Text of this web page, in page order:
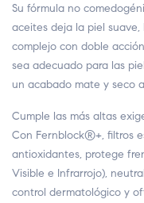
Su fórmula no
aceites deja la piel suave,
complejo con doble
sea adecuado para las
un acabado mate y seco
Cumple las más altas
Con Fernblock®+, filtros
antioxidantes, protege
Visible e Infrarrojo),
control dermatológico y